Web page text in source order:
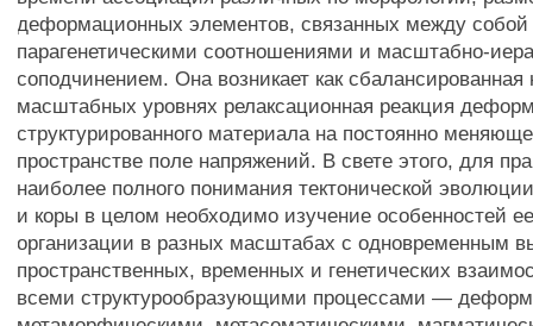
деформационных элементов, связанных между собой
парагенетическими соотношениями и масштабно-
соподчинением. Она возникает как сбалансированная
масштабных уровнях релаксационная реакция
структурированного материала на постоянно
пространстве поле напряжений. В свете этого, для
наиболее полного понимания тектонической
и коры в целом необходимо изучение особенностей
организации в разных масштабах с одновременным
пространственных, временных и генетических
всеми структурообразующими процессами —